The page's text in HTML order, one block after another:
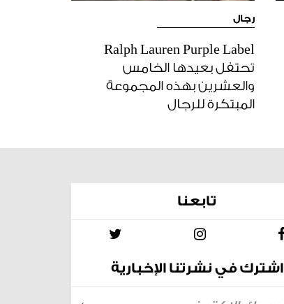
رجال
Ralph Lauren Purple Label
تحتفل بعيدها الخامس
والعشرين بهذه المجموعة
المبتكرة للرجال
تابعنا
اشترك في نشرتنا الإخبارية